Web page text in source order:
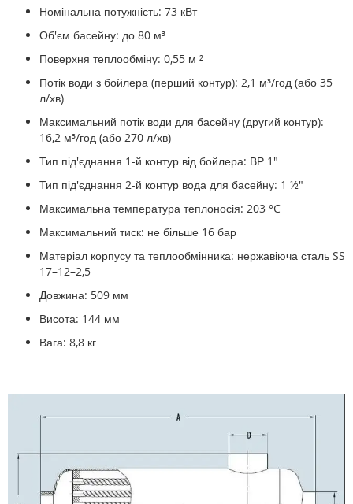
Номінальна потужність: 73 кВт
Об'єм басейну: до 80 м³
Поверхня теплообміну: 0,55 м ²
Потік води з бойлера (перший контур): 2,1 м³/год (або 35
л/хв)
Максимальний потік води для басейну (другий контур):
16,2 м³/год (або 270 л/хв)
Тип під'єднання 1-й контур від бойлера: ВР 1"
Тип під'єднання 2-й контур вода для басейну: 1 ½"
Максимальна температура теплоносія: 203 °C
Максимальний тиск: не більше 16 бар
Матеріал корпусу та теплообмінника: нержавіюча сталь SS
17–12–2,5
Довжина: 509 мм
Висота: 144 мм
Вага: 8,8 кг